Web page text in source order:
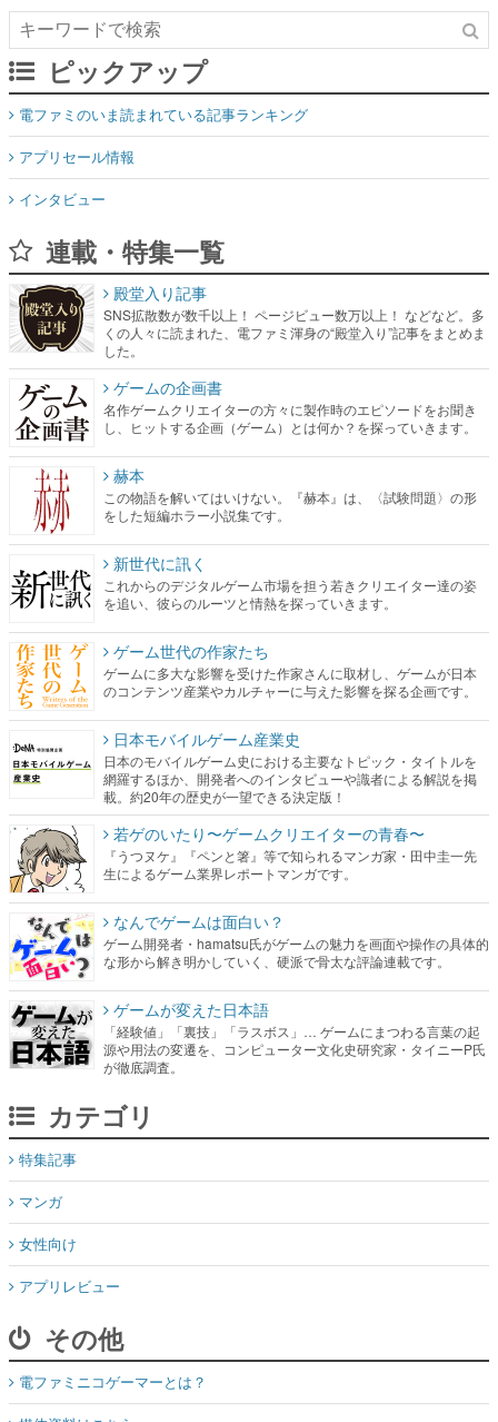
ピックアップ
電ファミのいま読まれている記事ランキング
アプリセール情報
インタビュー
連載・特集一覧
殿堂入り記事
SNS拡散数が数千以上！ ページビュー数万以上！ などなど。多
くの人々に読まれた、電ファミ渾身の“殿堂入り”記事をまとめま
した。
ゲームの企画書
名作ゲームクリエイターの方々に製作時のエピソードをお聞き
し、ヒットする企画（ゲーム）とは何か？を探っていきます。
赫本
この物語を解いてはいけない。『赫本』は、〈試験問題〉の形
をした短編ホラー小説集です。
新世代に訊く
これからのデジタルゲーム市場を担う若きクリエイター達の姿
を追い、彼らのルーツと情熱を探っていきます。
ゲーム世代の作家たち
ゲームに多大な影響を受けた作家さんに取材し、ゲームが日本
のコンテンツ産業やカルチャーに与えた影響を探る企画です。
日本モバイルゲーム産業史
日本のモバイルゲーム史における主要なトピック・タイトルを
網羅するほか、開発者へのインタビューや識者による解説を掲
載。約20年の歴史が一望できる決定版！
若ゲのいたり〜ゲームクリエイターの青春〜
『うつヌケ』『ペンと箸』等で知られるマンガ家・田中圭一先
生によるゲーム業界レポートマンガです。
なんでゲームは面白い？
ゲーム開発者・hamatsu氏がゲームの魅力を画面や操作の具体的
な形から解き明かしていく、硬派で骨太な評論連載です。
ゲームが変えた日本語
「経験値」「裏技」「ラスボス」… ゲームにまつわる言葉の起
源や用法の変遷を、コンピューター文化史研究家・タイニーP氏
が徹底調査。
カテゴリ
特集記事
マンガ
女性向け
アプリレビュー
その他
電ファミニコゲーマーとは？